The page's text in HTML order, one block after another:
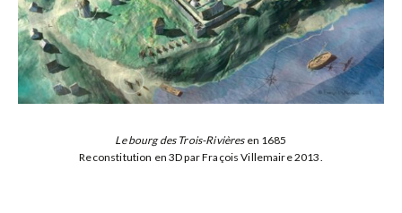
Le bourg des Trois-Rivièresen 1685
Reconstitution en 3D par Fraçois Villemaire 2013.